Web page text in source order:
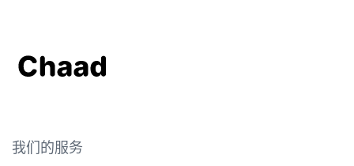
我们的服务